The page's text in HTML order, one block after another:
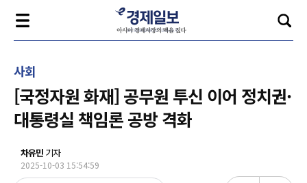
사회
[국정자원 화재] 공무원 투신 이어 정치권·
대통령실 책임론 공방 격화
차유민 기자
2025-10-03 15:54:59